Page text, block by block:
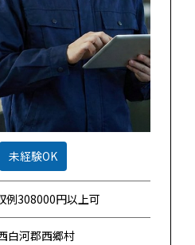
未経験OK
例308000円以上可
白河郡西郷村